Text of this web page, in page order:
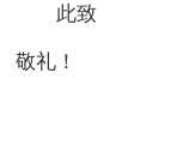
此致
敬礼！